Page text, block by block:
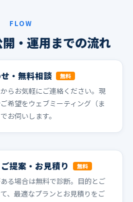
FLOW
・運用までの流れ
・無料相談 無料
らお気軽にご連絡ください。現
希望をウェブミーティング（ま
お伺いします。
提案・お見積り 無料
る場合は無料で診断。目的とご
、最適なプランとお見積りをご